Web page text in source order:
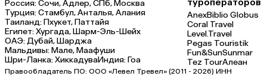
Россия:Сочи,Адлер,СПб,Москва
Турция:Стамбул,Анталья,Алания
Таиланд:Пхукет,Паттайя
Египет:Хургада,Шарм-Эль-Шейх
ОАЭ:Дубай,Шарджа
Мальдивы:Мале,Маафуши
Шри-Ланка:ХиккадуваИндия:Гоа
AnexBiblio Globus
Coral Travel
Level.Travel
Pegas Touristik
Fun&SunSunmar
Tez TourАлеан
Правообладатель ПО: ООО «Левел Тревел» (2011 - 2026) ИНН